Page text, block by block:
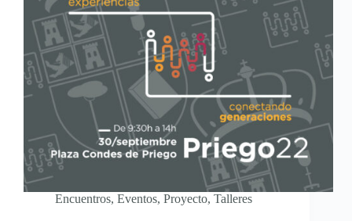
Encuentros, Eventos, Proyecto, Talleres